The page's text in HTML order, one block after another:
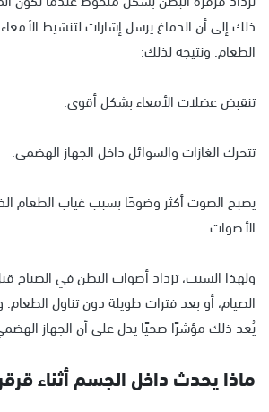
ذلك إلى أن الدماغ يرسل إشارات لتنشيط
الطعام. ونتيجة لذلك:
تنقبض عضلات الأمعاء بشكل أقوى.
تتحرك الغازات والسوائل داخل الجهاز الهضمي.
يصبح الصوت أكثر وضوحًا بسبب غياب الطعام
الأصوات.
ولهذا السبب، تزداد أصوات البطن في الصباح قبل
الصيام، أو بعد فترات طويلة دون تناول
يُعد ذلك مؤشرًا صحيًا يدل على أن الجهاز
ماذا يحدث داخل الجسم أثناء